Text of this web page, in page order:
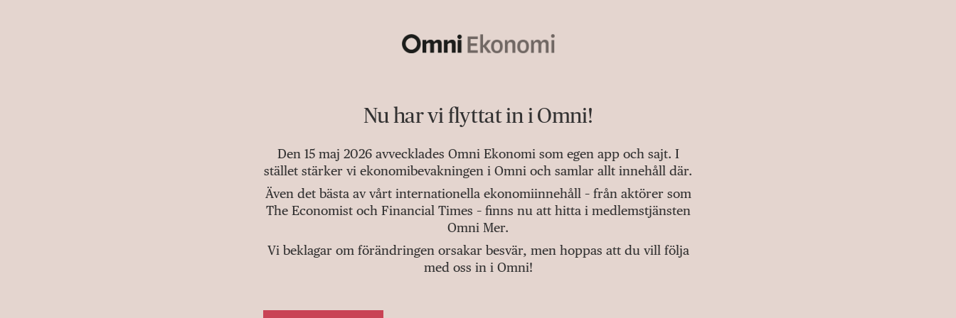
Nu har vi flyttat in i Omni!
Den 15 maj 2026 avvecklades Omni Ekonomi som egen app och sajt. I
stället stärker vi ekonomibevakningen i Omni och samlar allt innehåll där.
Även det bästa av vårt internationella ekonomiinnehåll – från aktörer som
The Economist och Financial Times – finns nu att hitta i medlemstjänsten
Omni Mer.
Vi beklagar om förändringen orsakar besvär, men hoppas att du vill följa
med oss in i Omni!